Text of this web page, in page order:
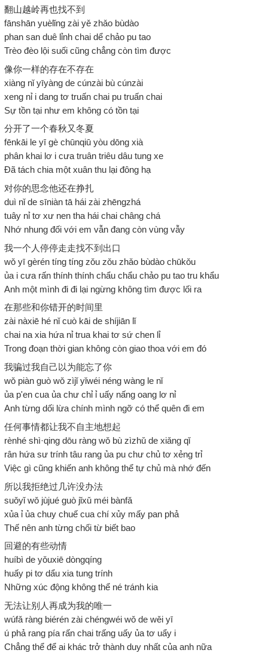
翻山越岭再也找不到
fānshān yuèlǐng zài yě zhǎo bùdào
phan san duê lỉnh chai dể chảo pu tao
Trèo đèo lội suối cũng chẳng còn tìm được
像你一样的存在不存在
xiàng nǐ yīyàng de cúnzài bù cúnzài
xeng nỉ i dang tơ truấn chai pu truấn chai
Sự tồn tại như em không có tồn tại
分开了一个春秋又冬夏
fēnkāi le yī gè chūnqiū yòu dōng xià
phân khai lơ i cưa truân triêu dâu tung xe
Đã tách chia một xuân thu lại đông hạ
对你的思念他还在挣扎
duì nǐ de sīniàn tā hái zài zhēngzhá
tuây nỉ tơ xư nen tha hái chai châng chá
Nhớ nhung đối với em vẫn đang còn vùng vẫy
我一个人停停走走找不到出口
wǒ yī gèrén tíng tíng zǒu zǒu zhǎo bùdào chūkǒu
ủa i cưa rấn thính thính chẩu chẩu chảo pu tao tru khẩu
Anh một mình đi đi lại ngừng không tìm được lối ra
在那些和你错开的时间里
zài nàxiē hé nǐ cuò kāi de shíjiān lǐ
chai na xia hứa nỉ trua khai tơ sứ chen lỉ
Trong đoạn thời gian không còn giao thoa với em đó
我骗过我自己以为能忘了你
wǒ piàn guò wǒ zìjǐ yǐwéi néng wàng le nǐ
ủa p'en cua ủa chư chỉ ỉ uấy nấng oang lơ nỉ
Anh từng dối lừa chính mình ngỡ có thể quên đi em
任何事情都让我不自主地想起
rènhé shì·qing dōu ràng wǒ bù zìzhǔ de xiǎng qǐ
rân hứa sư trính tâu rang ủa pu chư chủ tơ xẻng trỉ
Việc gì cũng khiến anh không thể tự chủ mà nhớ đến
所以我拒绝过几许没办法
suǒyǐ wǒ jùjué guò jǐxǔ méi bànfǎ
xủa ỉ ủa chuy chuế cua chí xủy mấy pan phả
Thế nên anh từng chối từ biết bao
回避的有些动情
huíbì de yǒuxiē dòngqíng
huấy pi tơ dẩu xia tung trính
Những xúc động không thể né tránh kia
无法让别人再成为我的唯一
wúfǎ ràng biérén zài chéngwéi wǒ de wěi yī
ú phả rang pía rấn chai trấng uấy ủa tơ uẩy i
Chẳng thể để ai khác trở thành duy nhất của anh nữa